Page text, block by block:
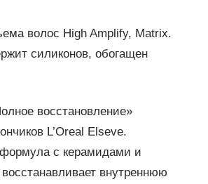
волос High Amplify, Matrix.
силиконов, обогащен
восстановление»
L’Oreal Elseve.
с керамидами и
внутреннюю